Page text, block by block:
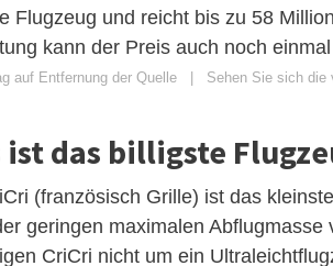
Flugzeug und reicht bis zu 58
kann der Preis auch noch
auf Entfernung der Quelle Sehen Sie sich die
ist das billigste
(französisch Grille) ist das
geringen maximalen
CriCri nicht um ein